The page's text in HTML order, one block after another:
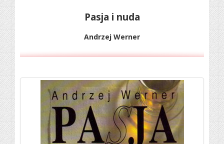
Pasja i nuda
Andrzej Werner